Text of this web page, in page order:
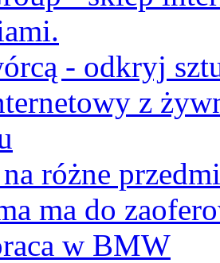
- odkryj
z
na różne
ma do
w BMW